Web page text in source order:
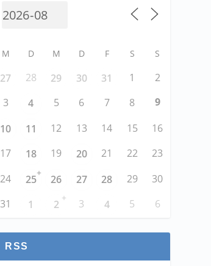
M D M D F S S
27 28 29 30 31 1
2
3
4 5 6 7 8
9
10
11 12 13 14 15
16
17
18 19 20 21 22
23
24
25
+
26 27 28 29
30
31
1 2
+ 3 4 5 6
RSS